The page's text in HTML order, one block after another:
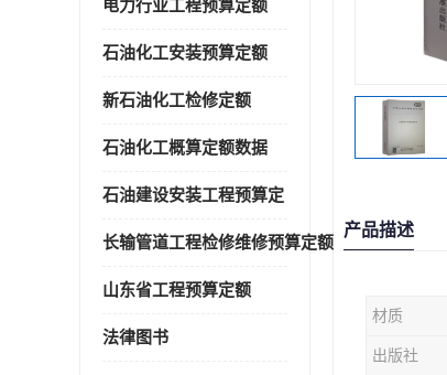
电力行业工程预算定额
石油化工安装预算定额
新石油化工检修定额
石油化工概算定额数据
石油建设安装工程预算定
长输管道工程检修维修预算定额
山东省工程预算定额
法律图书
产品描述
材质
出版社